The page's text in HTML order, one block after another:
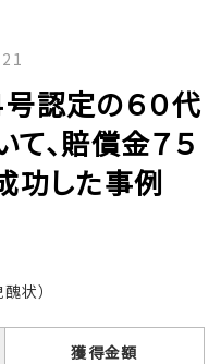
号認定の６０代
、賠償金７５
功した事例
状）
獲得金額